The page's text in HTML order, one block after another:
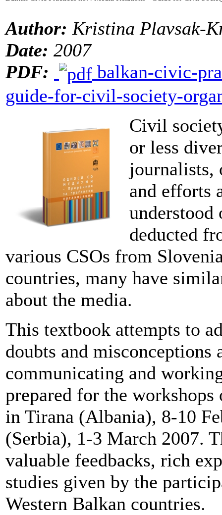
Author: Kristina Plavsak-
Date: 2007
PDF:
balkan-civic-
guide-for-civil-society-
Civil
or less
journalists,
and efforts
understood
deducted
various CSOs from
countries, many have
about the media.
This textbook attempts to
doubts and
communicating and
prepared for the
in Tirana (Albania), 8-10
(Serbia), 1-3 March 2007.
valuable feedbacks, rich
studies given by the
Western Balkan countries.